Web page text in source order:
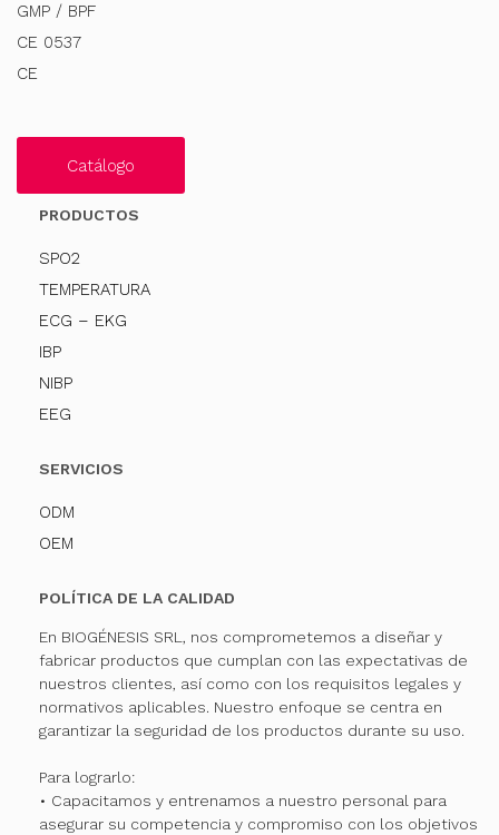
GMP / BPF
CE 0537
CE
Catálogo
PRODUCTOS
SPO2
TEMPERATURA
ECG – EKG
IBP
NIBP
EEG
SERVICIOS
ODM
OEM
POLÍTICA DE LA CALIDAD
En BIOGÉNESIS SRL, nos comprometemos a diseñar y
fabricar productos que cumplan con las expectativas de
nuestros clientes, así como con los requisitos legales y
normativos aplicables. Nuestro enfoque se centra en
garantizar la seguridad de los productos durante su uso.
Para lograrlo:
• Capacitamos y entrenamos a nuestro personal para
asegurar su competencia y compromiso con los objetivos